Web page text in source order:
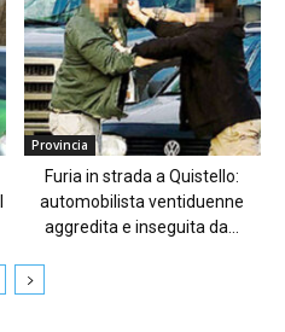
Provincia
Furia in strada a Quistello:
automobilista ventiduenne
aggredita e inseguita da...